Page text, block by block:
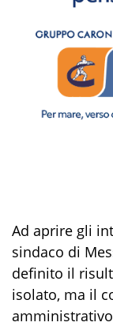
Ad aprire gli
sindaco di
definito il
isolato, ma il